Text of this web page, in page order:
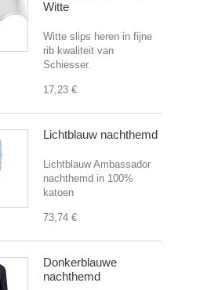
Witte
Witte slips heren in fijne
rib kwaliteit van
Schiesser.
17,23 €
Lichtblauw nachthemd
Lichtblauw Ambassador
nachthemd in 100%
katoen
73,74 €
Donkerblauwe
nachthemd